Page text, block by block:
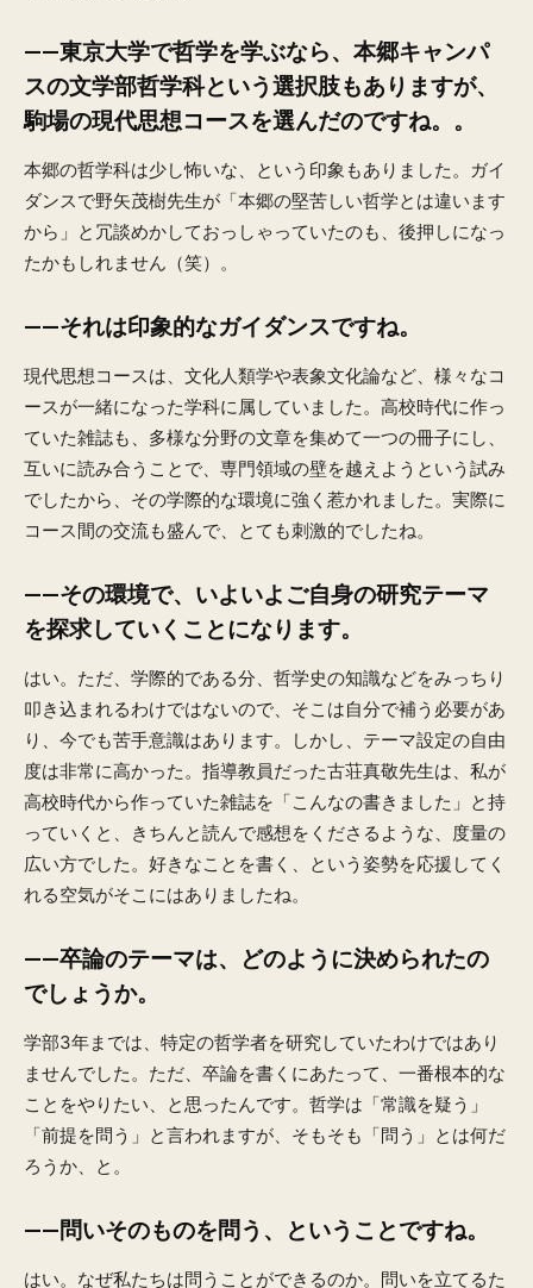
——東京大学で哲学を学ぶなら、本郷キャンパ
スの文学部哲学科という選択肢もありますが、
駒場の現代思想コースを選んだのですね。。
本郷の哲学科は少し怖いな、という印象もありました。ガイ
ダンスで野矢茂樹先生が「本郷の堅苦しい哲学とは違います
から」と冗談めかしておっしゃっていたのも、後押しになっ
たかもしれません（笑）。
——それは印象的なガイダンスですね。
現代思想コースは、文化人類学や表象文化論など、様々なコ
ースが一緒になった学科に属していました。高校時代に作っ
ていた雑誌も、多様な分野の文章を集めて一つの冊子にし、
互いに読み合うことで、専門領域の壁を越えようという試み
でしたから、その学際的な環境に強く惹かれました。実際に
コース間の交流も盛んで、とても刺激的でしたね。
——その環境で、いよいよご自身の研究テーマ
を探求していくことになります。
はい。ただ、学際的である分、哲学史の知識などをみっちり
叩き込まれるわけではないので、そこは自分で補う必要があ
り、今でも苦手意識はあります。しかし、テーマ設定の自由
度は非常に高かった。指導教員だった古荘真敬先生は、私が
高校時代から作っていた雑誌を「こんなの書きました」と持
っていくと、きちんと読んで感想をくださるような、度量の
広い方でした。好きなことを書く、という姿勢を応援してく
れる空気がそこにはありましたね。
——卒論のテーマは、どのように決められたの
でしょうか。
学部3年までは、特定の哲学者を研究していたわけではあり
ませんでした。ただ、卒論を書くにあたって、一番根本的な
ことをやりたい、と思ったんです。哲学は「常識を疑う」
「前提を問う」と言われますが、そもそも「問う」とは何だ
ろうか、と。
——問いそのものを問う、ということですね。
はい。なぜ私たちは問うことができるのか。問いを立てるた